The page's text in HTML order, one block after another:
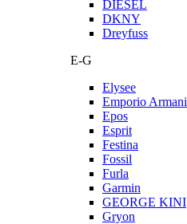
DIESEL
DKNY
Dreyfuss
E-G
Elysee
Emporio Armani
Epos
Esprit
Festina
Fossil
Furla
Garmin
GEORGE KINI
Gryon